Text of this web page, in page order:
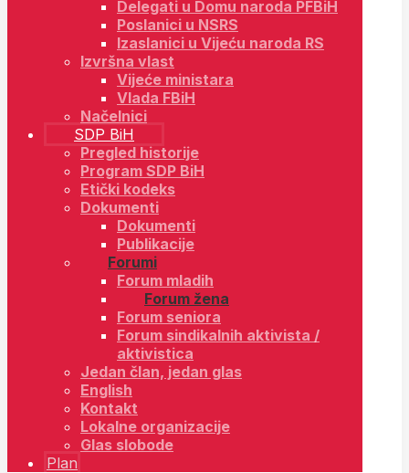
Delegati u Domu naroda PFBiH
Poslanici u NSRS
Izaslanici u Vijeću naroda RS
Izvršna vlast
Vijeće ministara
Vlada FBiH
Načelnici
SDP BiH
Pregled historije
Program SDP BiH
Etički kodeks
Dokumenti
Dokumenti
Publikacije
Forumi
Forum mladih
Forum žena
Forum seniora
Forum sindikalnih aktivista /
aktivistica
Jedan član, jedan glas
English
Kontakt
Lokalne organizacije
Glas slobode
Plan